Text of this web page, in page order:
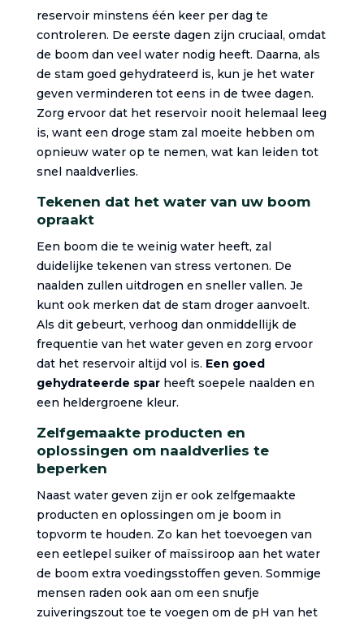
reservoir minstens één keer per dag te
controleren. De eerste dagen zijn cruciaal, omdat
de boom dan veel water nodig heeft. Daarna, als
de stam goed gehydrateerd is, kun je het water
geven verminderen tot eens in de twee dagen.
Zorg ervoor dat het reservoir nooit helemaal leeg
is, want een droge stam zal moeite hebben om
opnieuw water op te nemen, wat kan leiden tot
snel naaldverlies.
Tekenen dat het water van uw boom
opraakt
Een boom die te weinig water heeft, zal
duidelijke tekenen van stress vertonen. De
naalden zullen uitdrogen en sneller vallen. Je
kunt ook merken dat de stam droger aanvoelt.
Als dit gebeurt, verhoog dan onmiddellijk de
frequentie van het water geven en zorg ervoor
dat het reservoir altijd vol is. Een goed
gehydrateerde sparheeft soepele naalden en
een heldergroene kleur.
Zelfgemaakte producten en
oplossingen om naaldverlies te
beperken
Naast water geven zijn er ook zelfgemaakte
producten en oplossingen om je boom in
topvorm te houden. Zo kan het toevoegen van
een eetlepel suiker of maïssiroop aan het water
de boom extra voedingsstoffen geven. Sommige
mensen raden ook aan om een snufje
zuiveringszout toe te voegen om de pH van het